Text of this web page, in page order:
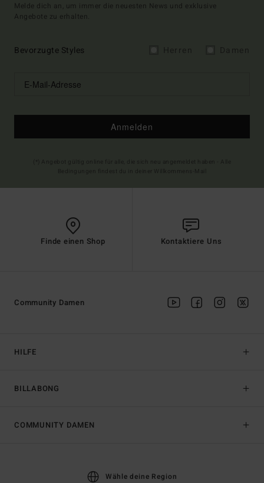
Melde dich an, um immer die neuesten News und exklusive
Angebote zu erhalten.
Bevorzugte Styles
Anmelden
Finde einen Shop Kontaktiere Uns
HILFE
BILLABONG
Community Damen
COMMUNITY DAMEN
Wähle deine Region